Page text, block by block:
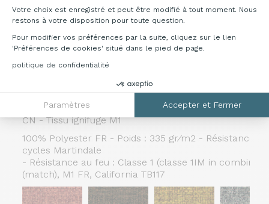
Votre choix est enregistré et peut être modifié à tout moment. Nous
restons à votre disposition pour toute question.
Pour modifier vos préférences par la suite, cliquez sur le lien
'Préférences de cookies' situé dans le pied de page.
politique de confidentialité
Paramètres Accepter et Fermer
TN9404
Rouge foncé
TN9406
TN9702
CN - Tissu ignifuge M1
100% Polyester FR - Poids : 335 gr⁄m2 - Résistance
cycles Martindale
- Résistance au feu : Classe 1 (classe 1IM in
(match), M1 FR, California TB117